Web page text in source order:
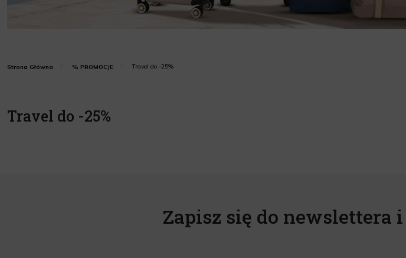
Strona Główna % PROMOCJE Travel do -25%
Travel do -25%
Zapisz się do newslettera